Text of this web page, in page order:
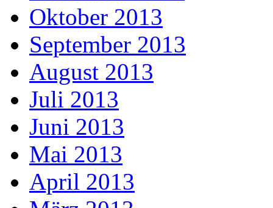
Oktober 2013
September 2013
August 2013
Juli 2013
Juni 2013
Mai 2013
April 2013